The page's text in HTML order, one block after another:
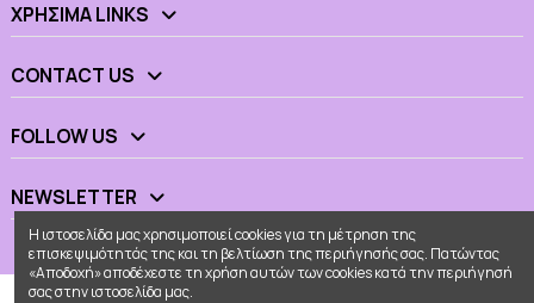
ΧΡΉΣΙΜΑ LINKS
CONTACT US
FOLLOW US
NEWSLETTER
Η ιστοσελίδα μας χρησιμοποιεί cookies για τη μέτρηση της
επισκεψιμότητάς της και τη βελτίωση της περιήγησής σας. Πατώντας
«Αποδοχή» αποδέχεστε τη χρήση αυτών των cookies κατά την περιήγησή
σας στην ιστοσελίδα μας.